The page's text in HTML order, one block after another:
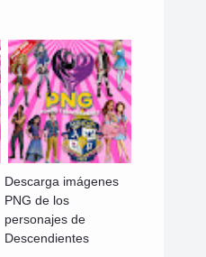
Descarga imágenes
PNG de los
personajes de
Descendientes